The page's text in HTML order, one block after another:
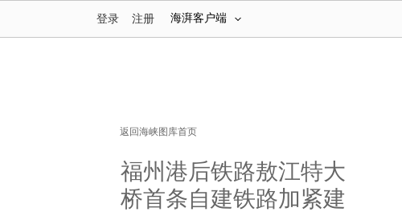
海湃客户端
登录 注册
返回海峡图库首页
福州港后铁路敖江特大
桥首条自建铁路加紧建